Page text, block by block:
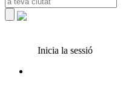
Inicia la sessió